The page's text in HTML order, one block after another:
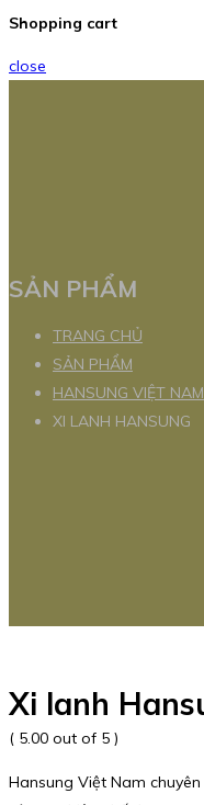
Shopping cart
close
SẢN PHẨM
TRANG CHỦ
SẢN PHẨM
HANSUNG VIỆT NAM
XI LANH HANSUNG
Xi lanh
( 5.00 out of 5 )
Hansung Việt Nam